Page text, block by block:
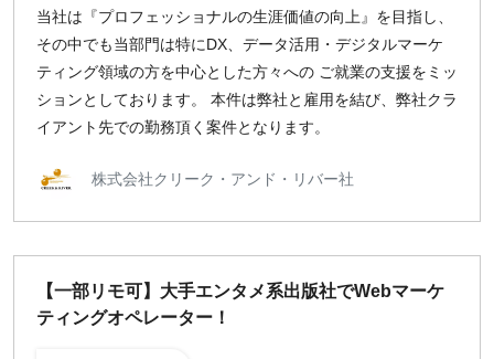
当社は『プロフェッショナルの生涯価値の向上』を目指し、
その中でも当部門は特にDX、データ活用・デジタルマーケ
ティング領域の方を中心とした方々への ご就業の支援をミッ
ションとしております。 本件は弊社と雇用を結び、弊社クラ
イアント先での勤務頂く案件となります。
株式会社クリーク・アンド・リバー社
【一部リモ可】大手エンタメ系出版社でWebマーケ
ティングオペレーター！